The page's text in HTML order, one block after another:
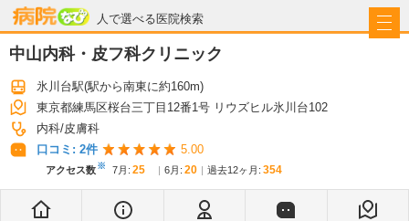
人で選べる医院検索
病院なび
中山内科・皮フ科クリニック
氷川台駅(駅から南東に約160m)
東京都練馬区桜台三丁目12番1号 リウズヒル氷川台102
内科 皮膚科
口コミ: 2件 5.00
アクセス数※ 7月 : 25 6月 : 20 過去12ヶ月: 354